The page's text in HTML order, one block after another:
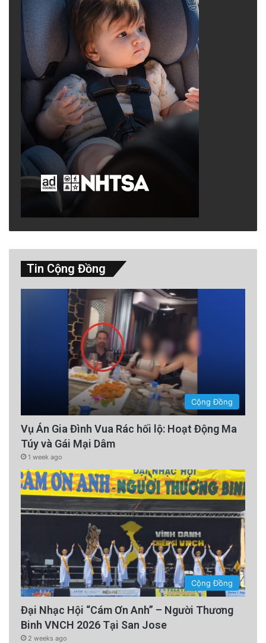
Tin Cộng Đồng
Cộng Đồng
Vụ Án Gia Đình Vua Rác hối lộ: Hoạt Động Ma
Túy và Gái Mại Dâm
1 week ago
Cộng Đồng
Đại Nhạc Hội “Cám Ơn Anh” – Người Thương
Binh VNCH 2026 Tại San Jose
2 weeks ago